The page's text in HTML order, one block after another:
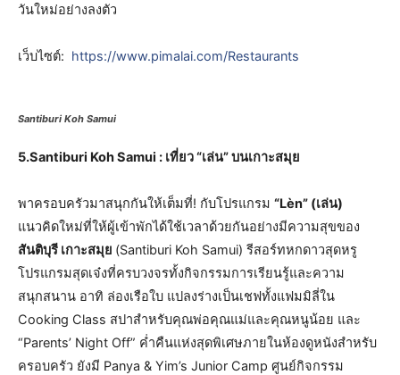
วันใหม่อย่างลงตัว
เว็บไซต์: https://www.pimalai.com/Restaurants
Santiburi Koh Samui
5.Santiburi Koh Samui : เที่ยว “เล่น” บนเกาะสมุย
พาครอบครัวมาสนุกกันให้เต็มที่! กับโปรแกรม “Lèn” (เล่น)
แนวคิดใหม่ที่ให้ผู้เข้าพักได้ใช้เวลาด้วยกันอย่างมีความสุขของ
สันติบุรี เกาะสมุย (Santiburi Koh Samui) รีสอร์ทหกดาวสุดหรู
โปรแกรมสุดเจ๋งที่ครบวงจรทั้งกิจกรรมการเรียนรู้และความ
สนุกสนาน อาทิ ล่องเรือใบ แปลงร่างเป็นเชฟทั้งแฟมมิลี่ใน
Cooking Class สปาสำหรับคุณพ่อคุณแม่และคุณหนูน้อย และ
“Parents’ Night Off” ค่ำคืนแห่งสุดพิเศษภายในห้องดูหนังสำหรับ
ครอบครัว ยังมี Panya & Yim’s Junior Camp ศูนย์กิจกรรม